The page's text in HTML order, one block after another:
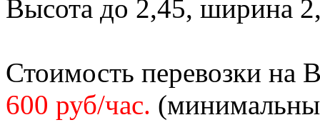
Высота до 2,45, ширина
Стоимость перевозки на
600 руб/час.